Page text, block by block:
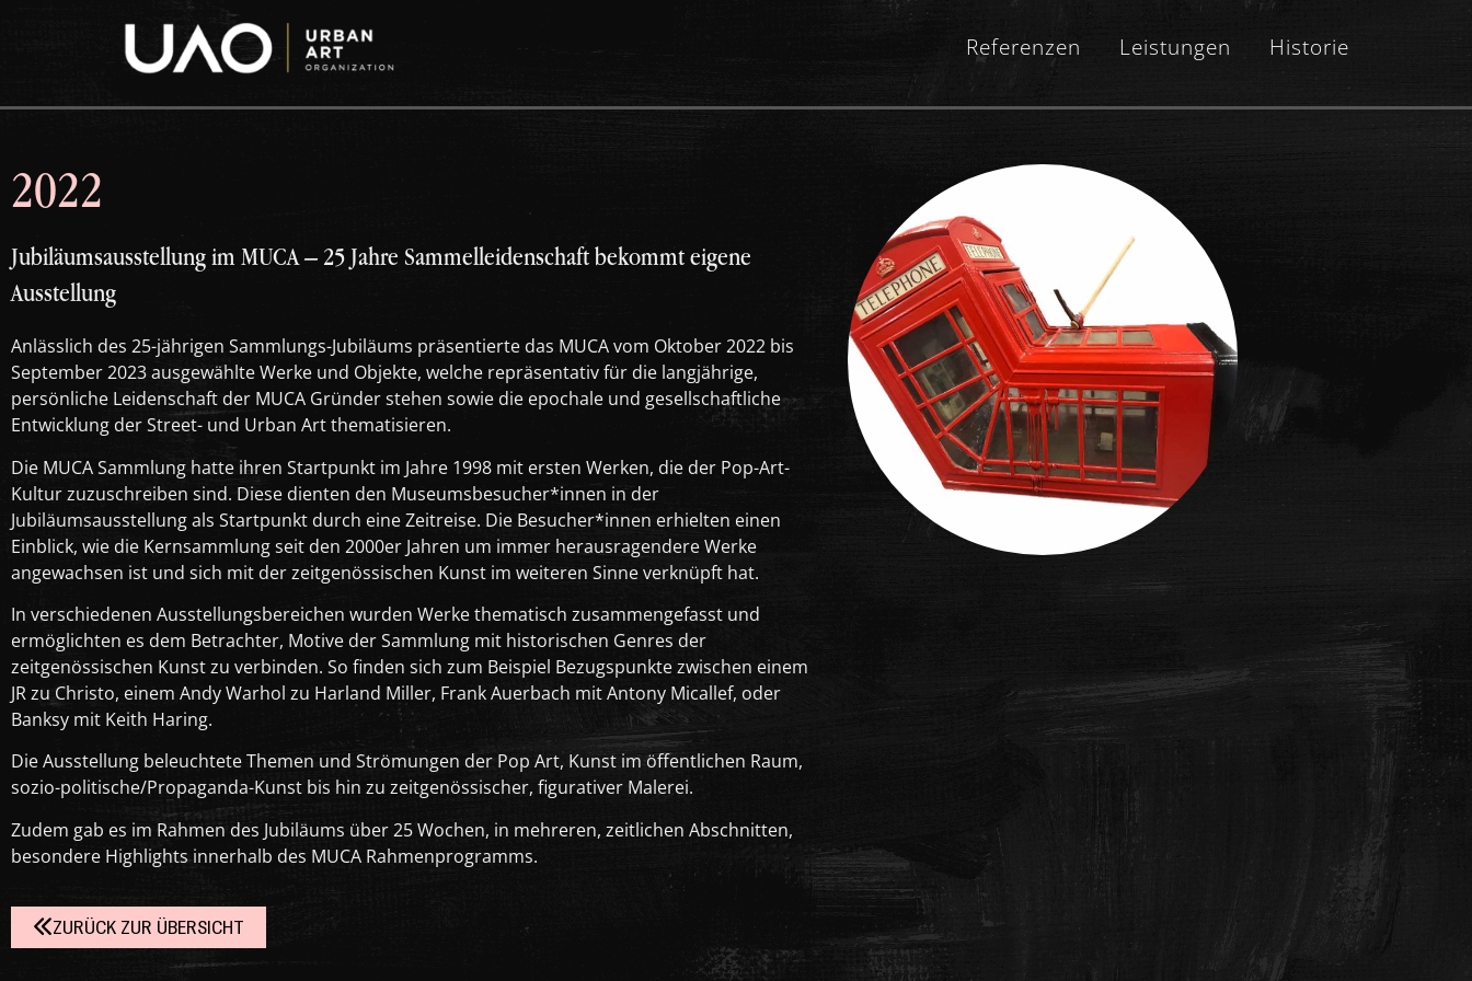
Referenzen Leistungen Historie
2022
Jubiläumsausstellung im MUCA – 25 Jahre Sammelleidenschaft bekommt eigene
Ausstellung
Anlässlich des 25-jährigen Sammlungs-Jubiläums präsentierte das MUCA vom Oktober 2022 bis
September 2023 ausgewählte Werke und Objekte, welche repräsentativ für die langjährige,
persönliche Leidenschaft der MUCA Gründer stehen sowie die epochale und gesellschaftliche
Entwicklung der Street- und Urban Art thematisieren.
Die MUCA Sammlung hatte ihren Startpunkt im Jahre 1998 mit ersten Werken, die der Pop-Art-
Kultur zuzuschreiben sind. Diese dienten den Museumsbesucher*innen in der
Jubiläumsausstellung als Startpunkt durch eine Zeitreise. Die Besucher*innen erhielten einen
Einblick, wie die Kernsammlung seit den 2000er Jahren um immer herausragendere Werke
angewachsen ist und sich mit der zeitgenössischen Kunst im weiteren Sinne verknüpft hat.
In verschiedenen Ausstellungsbereichen wurden Werke thematisch zusammengefasst und
ermöglichten es dem Betrachter, Motive der Sammlung mit historischen Genres der
zeitgenössischen Kunst zu verbinden. So finden sich zum Beispiel Bezugspunkte zwischen einem
JR zu Christo, einem Andy Warhol zu Harland Miller, Frank Auerbach mit Antony Micallef, oder
Banksy mit Keith Haring.
Die Ausstellung beleuchtete Themen und Strömungen der Pop Art, Kunst im öffentlichen Raum,
sozio-politische/Propaganda-Kunst bis hin zu zeitgenössischer, figurativer Malerei.
Zudem gab es im Rahmen des Jubiläums über 25 Wochen, in mehreren, zeitlichen Abschnitten,
besondere Highlights innerhalb des MUCA Rahmenprogramms.
ZURÜCK ZUR ÜBERSICHT